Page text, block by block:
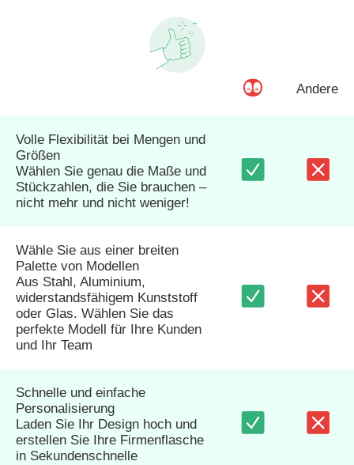
Andere
Volle Flexibilität bei Mengen und
Größen
Wählen Sie genau die Maße und
Stückzahlen, die Sie brauchen –
nicht mehr und nicht weniger!
Wähle Sie aus einer breiten
Palette von Modellen
Aus Stahl, Aluminium,
widerstandsfähigem Kunststoff
oder Glas. Wählen Sie das
perfekte Modell für Ihre Kunden
und Ihr Team
Schnelle und einfache
Personalisierung
Laden Sie Ihr Design hoch und
erstellen Sie Ihre Firmenflasche
in Sekundenschnelle